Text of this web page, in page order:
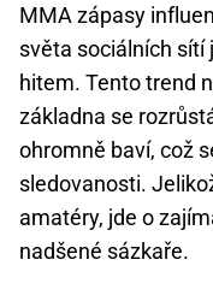
MMA zápasy
světa sociálních sítí
hitem. Tento trend
základna se
ohromně baví, což
sledovanosti.
amatéry, jde o
nadšené sázkaře.